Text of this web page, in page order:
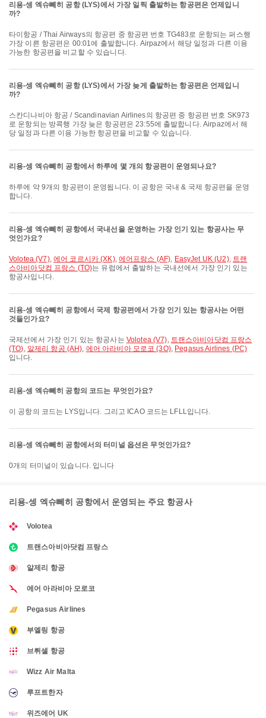
리용-셍 엑슈뻬히 공항 (LYS)에서 가장 일찍 출발하는 항공편은 언제입니
까?
타이항공 / Thai Airways의 항공편 중 항공편 번호 TG483로 운항되는 퍼스행
가장 이른 항공편은 00:01에 출발합니다. Airpaz에서 해당 일정과 다른 이용
가능한 항공편을 비교할 수 있습니다.
리용-셍 엑슈뻬히 공항 (LYS)에서 가장 늦게 출발하는 항공편은 언제입니
까?
스칸디나비아 항공 / Scandinavian Airlines의 항공편 중 항공편 번호 SK973
로 운항되는 방콕행 가장 늦은 항공편은 23:55에 출발합니다. Airpaz에서 해
당 일정과 다른 이용 가능한 항공편을 비교할 수 있습니다.
리용-셍 엑슈뻬히 공항에서 하루에 몇 개의 항공편이 운영되나요?
하루에 약 9개의 항공편이 운영됩니다. 이 공항은 국내 & 국제 항공편을 운영
합니다.
리용-셍 엑슈뻬히 공항에서 국내선을 운영하는 가장 인기 있는 항공사는 무
엇인가요?
Volotea (V7), 에어 코르시카 (XK), 에어프랑스 (AF), EasyJet UK (U2), 트랜
스아비아닷컴 프랑스 (TO)는 유럽에서 출발하는 국내선에서 가장 인기 있는
항공사입니다.
리용-셍 엑슈뻬히 공항에서 국제 항공편에서 가장 인기 있는 항공사는 어떤
것들인가요?
국제선에서 가장 인기 있는 항공사는 Volotea (V7), 트랜스아비아닷컴 프랑스
(TO), 알제리 항공 (AH), 에어 아라비아 모로코 (3O), Pegasus Airlines (PC)
입니다.
리용-셍 엑슈뻬히 공항의 코드는 무엇인가요?
이 공항의 코드는 LYS입니다. 그리고 ICAO 코드는 LFLL입니다.
리용-셍 엑슈뻬히 공항에서의 터미널 옵션은 무엇인가요?
0개의 터미널이 있습니다. 입니다
리용-셍 엑슈뻬히 공항에서 운영되는 주요 항공사
Volotea
트랜스아비아닷컴 프랑스
알제리 항공
에어 아라비아 모로코
Pegasus Airlines
부엘링 항공
브뤼셀 항공
Wizz Air Malta
루프트한자
위즈에어 UK